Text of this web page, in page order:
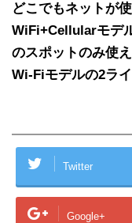
どこでもネットが
WiFi+Cellularモデ
のスポットのみ使
Wi-Fiモデルの2ラ
Twitter
Google+